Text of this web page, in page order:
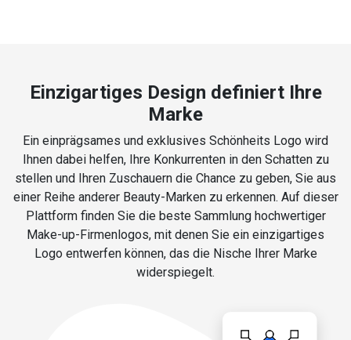
Einzigartiges Design definiert Ihre
Marke
Ein einprägsames und exklusives Schönheits Logo wird
Ihnen dabei helfen, Ihre Konkurrenten in den Schatten zu
stellen und Ihren Zuschauern die Chance zu geben, Sie aus
einer Reihe anderer Beauty-Marken zu erkennen. Auf dieser
Plattform finden Sie die beste Sammlung hochwertiger
Make-up-Firmenlogos, mit denen Sie ein einzigartiges
Logo entwerfen können, das die Nische Ihrer Marke
widerspiegelt.